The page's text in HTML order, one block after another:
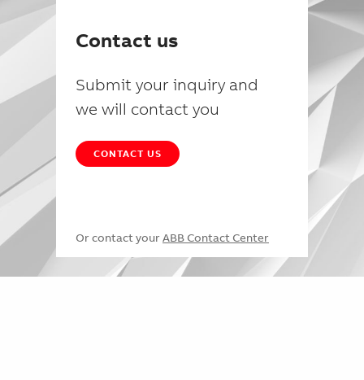
Contact us
Submit your inquiry and
we will contact you
CONTACT US
Or contact your ABB Contact Center